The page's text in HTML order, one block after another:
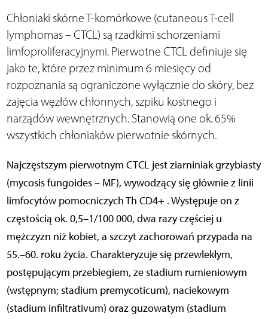
Chłoniaki skórne T-komórkowe (cutaneous T-cell
lymphomas – CTCL) są rzadkimi schorzeniami
limfoproliferacyjnymi. Pierwotne CTCL definiuje się
jako te, które przez minimum 6 miesięcy od
rozpoznania są ograniczone wyłącznie do skóry, bez
zajęcia węzłów chłonnych, szpiku kostnego i
narządów wewnętrznych. Stanowią one ok. 65%
wszystkich chłoniaków pierwotnie skórnych.
Najczęstszym pierwotnym CTCL jest ziarniniak grzybiasty
(mycosis fungoides – MF), wywodzący się głównie z linii
limfocytów pomocniczych Th CD4+ . Występuje on z
częstością ok. 0,5–1/100 000, dwa razy częściej u
mężczyzn niż kobiet, a szczyt zachorowań przypada na
55.–60. roku życia. Charakteryzuje się przewlekłym,
postępującym przebiegiem, ze stadium rumieniowym
(wstępnym; stadium premycoticum), naciekowym
(stadium infiltrativum) oraz guzowatym (stadium